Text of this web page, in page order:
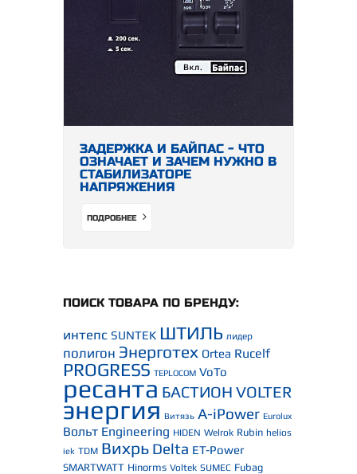
ЗАДЕРЖКА И БАЙПАС - ЧТО
ОЗНАЧАЕТ И ЗАЧЕМ НУЖНО В
СТАБИЛИЗАТОРЕ
НАПРЯЖЕНИЯ
ПОДРОБНЕЕ
ПОИСК ТОВАРА ПО БРЕНДУ:
интепс SUNTEK ШТИЛЬ лидер
полигон Энерготех Ortea Rucelf
PROGRESS TEPLOCOM VoTo
ресанта БАСТИОН VOLTER
энергия Витязь A-iPower Eurolux
Вольт Engineering HIDEN Welrok Rubin helios
iek TDM Вихрь Delta ET-Power
SMARTWATT Hinorms Voltek SUMEC Fubag